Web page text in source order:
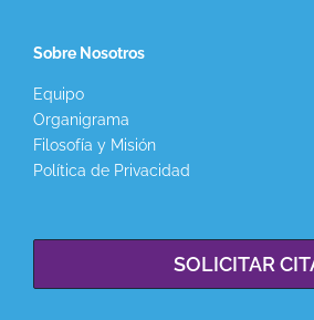
Sobre Nosotros
Equipo
Organigrama
Filosofía y Misión
Política de Privacidad
SOLICITAR